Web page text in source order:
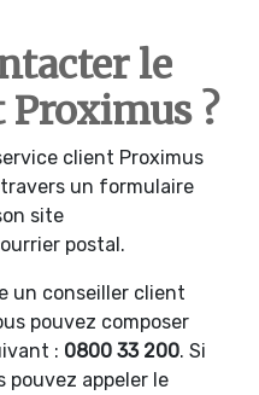
le
?
client Proximus
un formulaire
site
postal.
un conseiller client
pouvez composer
: 0800 33 200. Si
pouvez appeler le